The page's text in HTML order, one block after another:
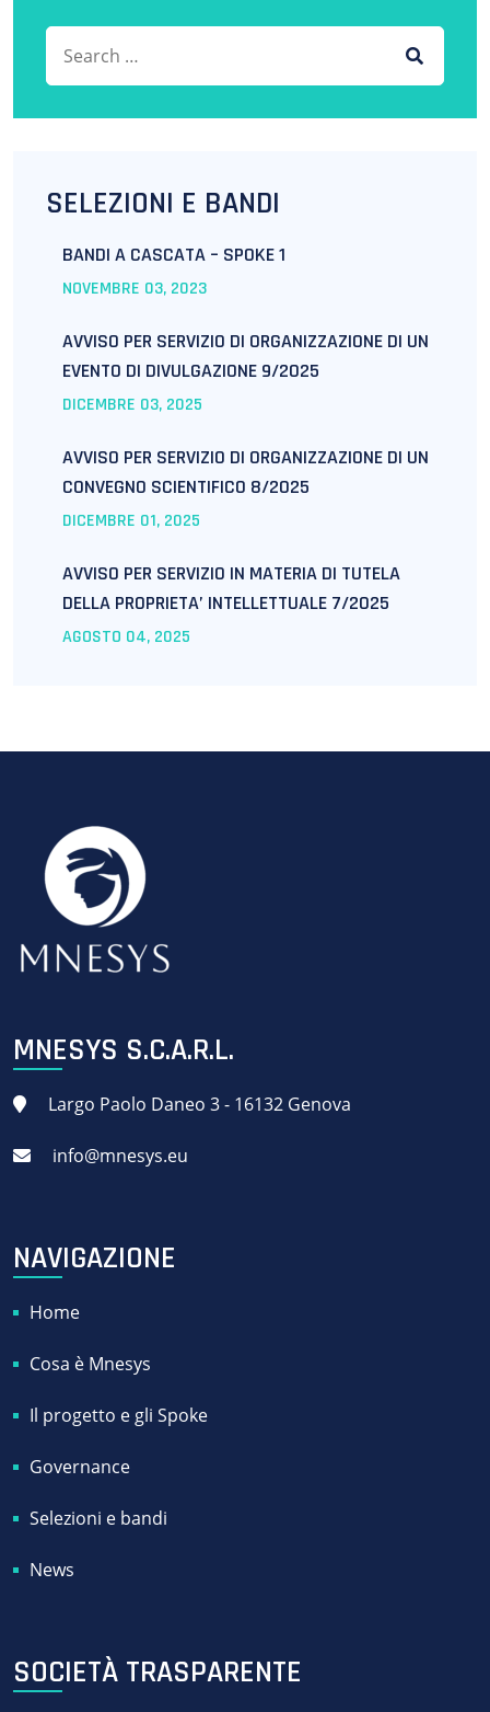
Search for:
SELEZIONI E BANDI
BANDI A CASCATA – SPOKE 1
NOVEMBRE 03, 2023
AVVISO PER SERVIZIO DI ORGANIZZAZIONE DI UN
EVENTO DI DIVULGAZIONE 9/2025
DICEMBRE 03, 2025
AVVISO PER SERVIZIO DI ORGANIZZAZIONE DI UN
CONVEGNO SCIENTIFICO 8/2025
DICEMBRE 01, 2025
AVVISO PER SERVIZIO IN MATERIA DI TUTELA
DELLA PROPRIETA’ INTELLETTUALE 7/2025
AGOSTO 04, 2025
MNESYS S.C.A.R.L.
Largo Paolo Daneo 3 - 16132 Genova
info@mnesys.eu
NAVIGAZIONE
Home
Cosa è Mnesys
Il progetto e gli Spoke
Governance
Selezioni e bandi
News
SOCIETÀ TRASPARENTE